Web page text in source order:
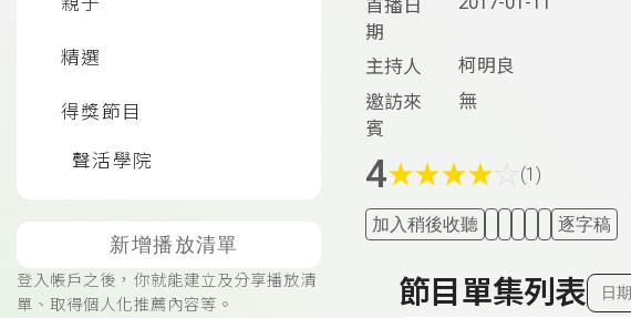
精選
得獎節目
聲活學院
新增播放清單
登入帳戶之後，你就能建立及分享播放清
單、取得個人化推薦內容等。
首播日
期
主持人
柯明良
邀訪來
賓
無
4★★★★ (1)
加入稍後收聽 逐字稿
節目單集列表 日